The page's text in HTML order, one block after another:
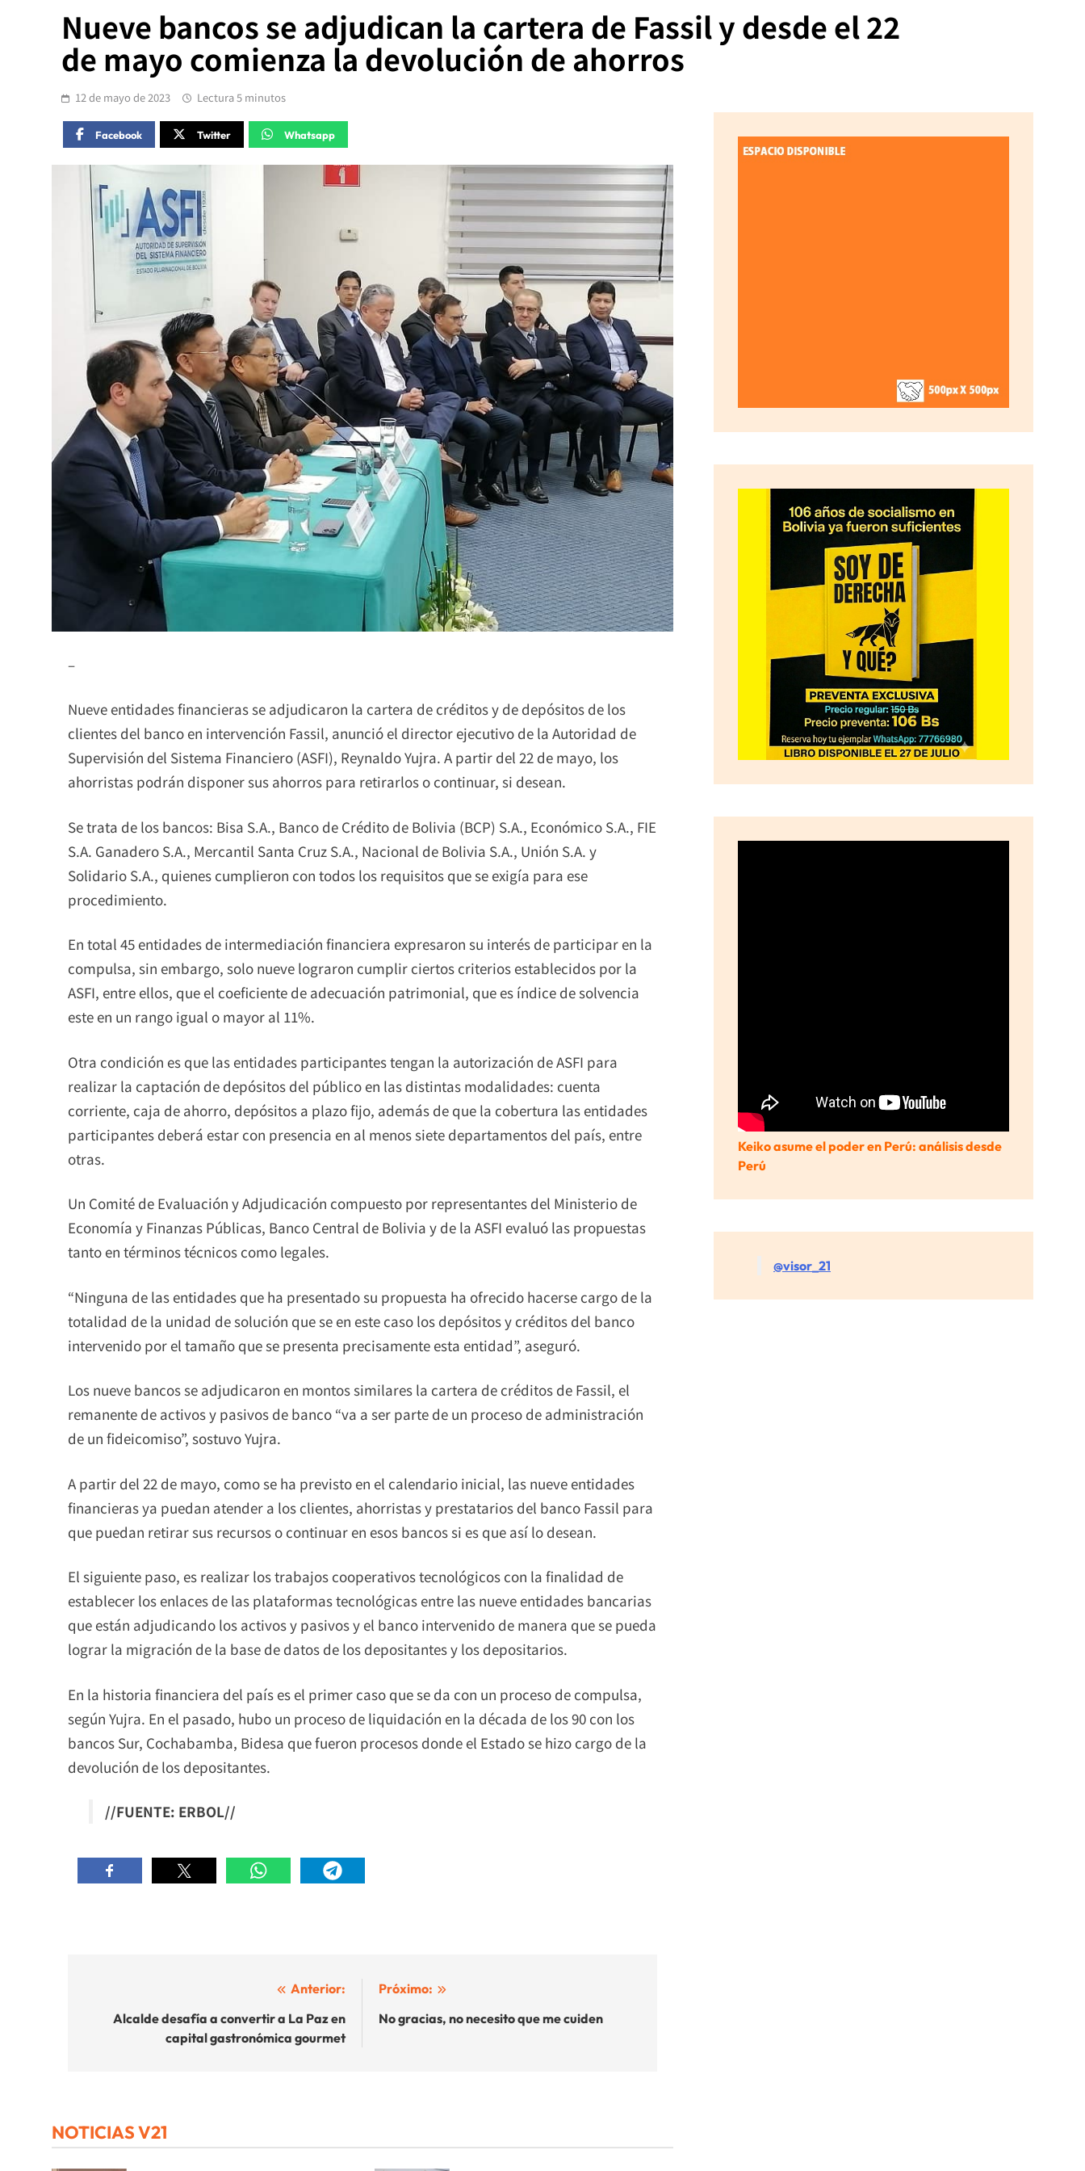
Nueve bancos se adjudican la cartera de Fassil y desde el 22
de mayo comienza la devolución de ahorros
12 de mayo de 2023 Lectura 5 minutos
Facebook Twitter Whatsapp
–
Nueve entidades financieras se adjudicaron la cartera de créditos y de depósitos de los
clientes del banco en intervención Fassil, anunció el director ejecutivo de la Autoridad de
Supervisión del Sistema Financiero (ASFI), Reynaldo Yujra. A partir del 22 de mayo, los
ahorristas podrán disponer sus ahorros para retirarlos o continuar, si desean.
Se trata de los bancos: Bisa S.A., Banco de Crédito de Bolivia (BCP) S.A., Económico S.A., FIE
S.A. Ganadero S.A., Mercantil Santa Cruz S.A., Nacional de Bolivia S.A., Unión S.A. y
Solidario S.A., quienes cumplieron con todos los requisitos que se exigía para ese
procedimiento.
En total 45 entidades de intermediación financiera expresaron su interés de participar en la
compulsa, sin embargo, solo nueve lograron cumplir ciertos criterios establecidos por la
ASFI, entre ellos, que el coeficiente de adecuación patrimonial, que es índice de solvencia
este en un rango igual o mayor al 11%.
Otra condición es que las entidades participantes tengan la autorización de ASFI para
realizar la captación de depósitos del público en las distintas modalidades: cuenta
corriente, caja de ahorro, depósitos a plazo fijo, además de que la cobertura las entidades
participantes deberá estar con presencia en al menos siete departamentos del país, entre
otras.
Un Comité de Evaluación y Adjudicación compuesto por representantes del Ministerio de
Economía y Finanzas Públicas, Banco Central de Bolivia y de la ASFI evaluó las propuestas
tanto en términos técnicos como legales.
“Ninguna de las entidades que ha presentado su propuesta ha ofrecido hacerse cargo de la
totalidad de la unidad de solución que se en este caso los depósitos y créditos del banco
intervenido por el tamaño que se presenta precisamente esta entidad”, aseguró.
Los nueve bancos se adjudicaron en montos similares la cartera de créditos de Fassil, el
remanente de activos y pasivos de banco “va a ser parte de un proceso de administración
de un fideicomiso”, sostuvo Yujra.
A partir del 22 de mayo, como se ha previsto en el calendario inicial, las nueve entidades
financieras ya puedan atender a los clientes, ahorristas y prestatarios del banco Fassil para
que puedan retirar sus recursos o continuar en esos bancos si es que así lo desean.
El siguiente paso, es realizar los trabajos cooperativos tecnológicos con la finalidad de
establecer los enlaces de las plataformas tecnológicas entre las nueve entidades bancarias
que están adjudicando los activos y pasivos y el banco intervenido de manera que se pueda
lograr la migración de la base de datos de los depositantes y los depositarios.
En la historia financiera del país es el primer caso que se da con un proceso de compulsa,
según Yujra. En el pasado, hubo un proceso de liquidación en la década de los 90 con los
bancos Sur, Cochabamba, Bidesa que fueron procesos donde el Estado se hizo cargo de la
devolución de los depositantes.
//FUENTE: ERBOL//
Anterior:
Alcalde desafía a convertir a La Paz en
capital gastronómica gourmet
Próximo:
No gracias, no necesito que me cuiden
NOTICIAS V21
Keiko asume el poder en Perú: análisis desde
Perú
@visor_21